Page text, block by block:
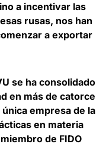
a incentivar las
rusas, nos han
a exportar
se ha consolidado
en más de catorce
empresa de la
en materia
de FIDO